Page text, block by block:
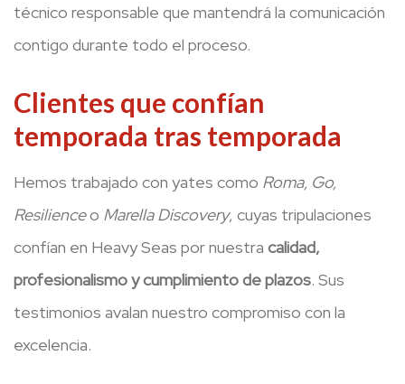
técnico responsable que mantendrá la comunicación
contigo durante todo el proceso.
Clientes que confían
temporada tras temporada
Hemos trabajado con yates como Roma, Go,
Resilienceo Marella Discovery, cuyas tripulaciones
confían en Heavy Seas por nuestra calidad,
profesionalismo y cumplimiento de plazos. Sus
testimonios avalan nuestro compromiso con la
excelencia.